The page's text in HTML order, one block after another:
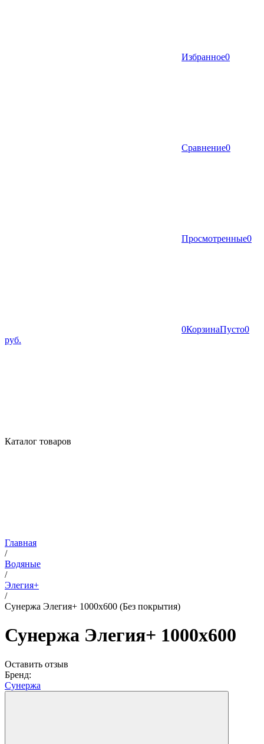
Избранное0
Сравнение0
Просмотренные0
0КорзинаПусто0
руб.
Каталог товаров
Главная
/
Водяные
/
Элегия+
/
Сунержа Элегия+ 1000х600 (Без покрытия)
Сунержа Элегия+ 1000x600
Оставить отзыв
Бренд:
Сунержа